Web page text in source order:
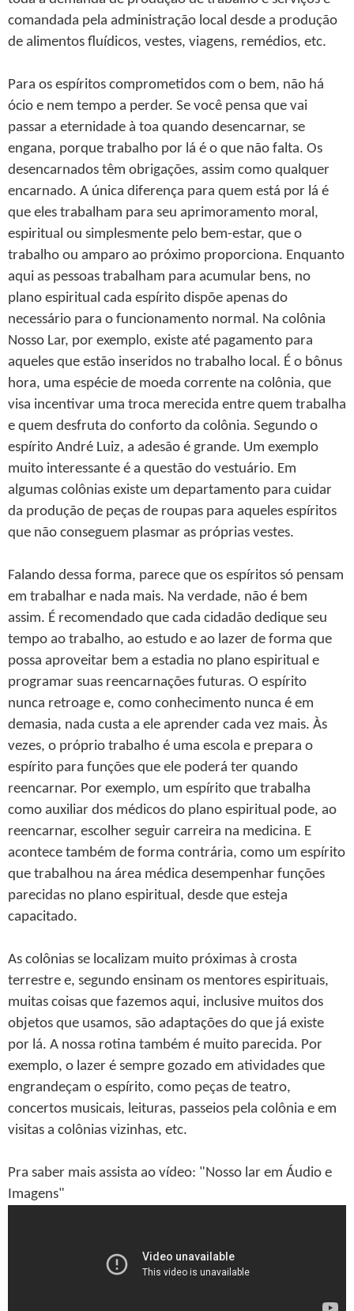
comandada pela administração local desde a produção
de alimentos fluídicos, vestes, viagens, remédios, etc.
Para os espíritos comprometidos com o bem, não há
ócio e nem tempo a perder. Se você pensa que vai
passar a eternidade à toa quando desencarnar, se
engana, porque trabalho por lá é o que não falta. Os
desencarnados têm obrigações, assim como qualquer
encarnado. A única diferença para quem está por lá é
que eles trabalham para seu aprimoramento moral,
espiritual ou simplesmente pelo bem-estar, que o
trabalho ou amparo ao próximo proporciona. Enquanto
aqui as pessoas trabalham para acumular bens, no
plano espiritual cada espírito dispõe apenas do
necessário para o funcionamento normal. Na colônia
Nosso Lar, por exemplo, existe até pagamento para
aqueles que estão inseridos no trabalho local. É o bônus
hora, uma espécie de moeda corrente na colônia, que
visa incentivar uma troca merecida entre quem trabalha
e quem desfruta do conforto da colônia. Segundo o
espírito André Luiz, a adesão é grande. Um exemplo
muito interessante é a questão do vestuário. Em
algumas colônias existe um departamento para cuidar
da produção de peças de roupas para aqueles espíritos
que não conseguem plasmar as próprias vestes.
Falando dessa forma, parece que os espíritos só pensam
em trabalhar e nada mais. Na verdade, não é bem
assim. É recomendado que cada cidadão dedique seu
tempo ao trabalho, ao estudo e ao lazer de forma que
possa aproveitar bem a estadia no plano espiritual e
programar suas reencarnações futuras. O espírito
nunca retroage e, como conhecimento nunca é em
demasia, nada custa a ele aprender cada vez mais. Às
vezes, o próprio trabalho é uma escola e prepara o
espírito para funções que ele poderá ter quando
reencarnar. Por exemplo, um espírito que trabalha
como auxiliar dos médicos do plano espiritual pode, ao
reencarnar, escolher seguir carreira na medicina. E
acontece também de forma contrária, como um espírito
que trabalhou na área médica desempenhar funções
parecidas no plano espiritual, desde que esteja
capacitado.
As colônias se localizam muito próximas à crosta
terrestre e, segundo ensinam os mentores espirituais,
muitas coisas que fazemos aqui, inclusive muitos dos
objetos que usamos, são adaptações do que já existe
por lá. A nossa rotina também é muito parecida. Por
exemplo, o lazer é sempre gozado em atividades que
engrandeçam o espírito, como peças de teatro,
concertos musicais, leituras, passeios pela colônia e em
visitas a colônias vizinhas, etc.
Pra saber mais assista ao vídeo: "Nosso lar em Áudio e
Imagens"